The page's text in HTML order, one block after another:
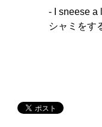
- I sneese
シャミをす